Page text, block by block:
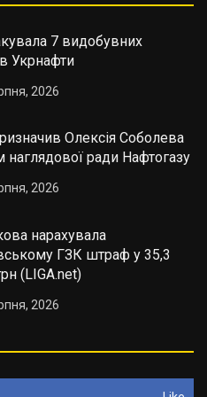
7 видобувних
Укрнафти
2026
Олексія Соболева
наглядової ради Нафтогазу
2026
нарахувала
ГЗК штраф у 35,3
(LIGA.net)
2026